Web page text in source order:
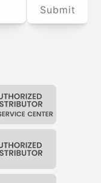
Submit